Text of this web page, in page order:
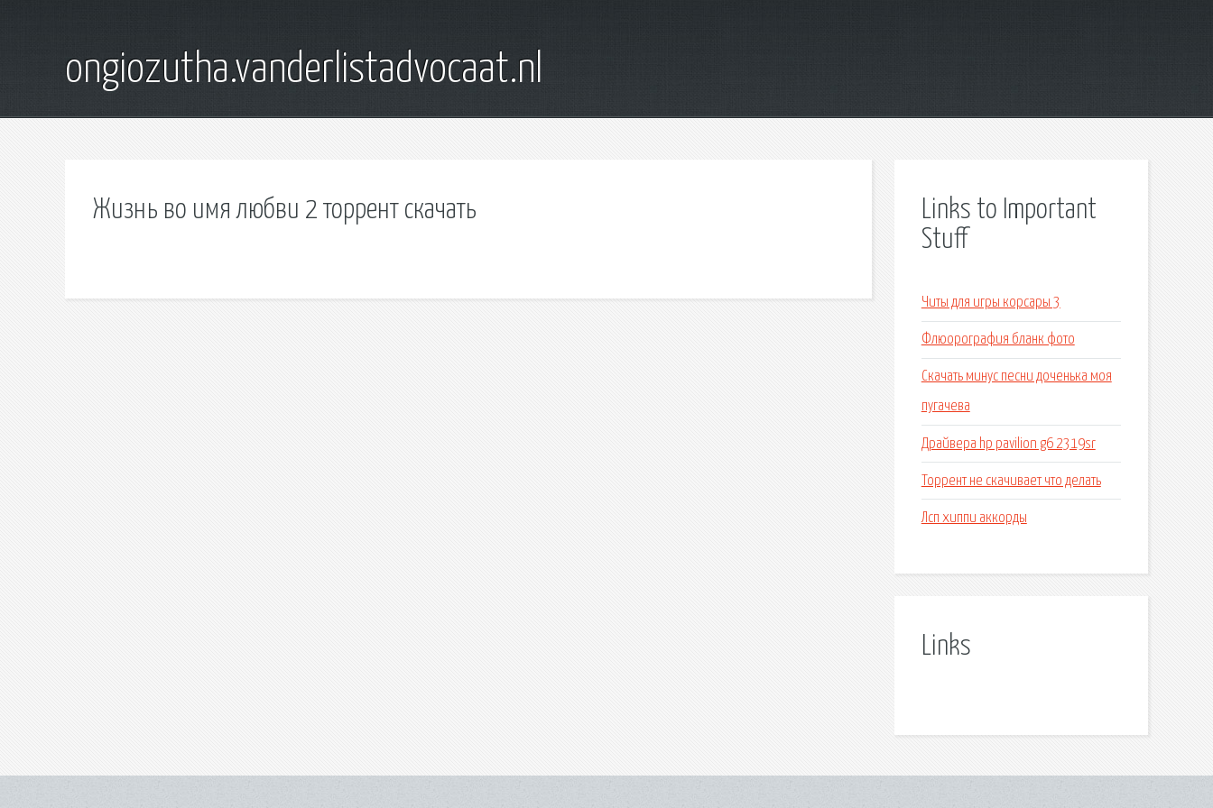
ongiozutha.vanderlistadvocaat.nl
Жизнь во имя любви 2 торрент скачать
Links to Important
Stuff
Читы для игры корсары 3
Флюорография бланк фото
Скачать минус песни доченька моя
пугачева
Драйвера hp pavilion g6 2319sr
Торрент не скачивает что делать
Лсп хиппи аккорды
Links